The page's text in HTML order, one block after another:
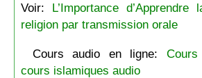
Voir: L’Importance
religion par transmission orale
Cours audio en ligne:
cours islamiques audio